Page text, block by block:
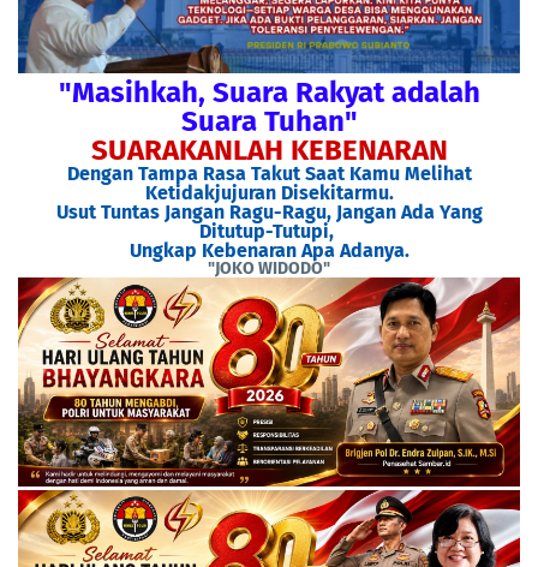
"Masihkah, Suara Rakyat adalah
Suara Tuhan"
SUARAKANLAH KEBENARAN
Dengan Tampa Rasa Takut Saat Kamu Melihat
Ketidakjujuran Disekitarmu.
Usut Tuntas Jangan Ragu-Ragu, Jangan Ada Yang
Ditutup-Tutupi,
Ungkap Kebenaran Apa Adanya.
"JOKO WIDODO"